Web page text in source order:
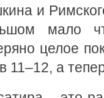
и
мало
целое
11–12, а